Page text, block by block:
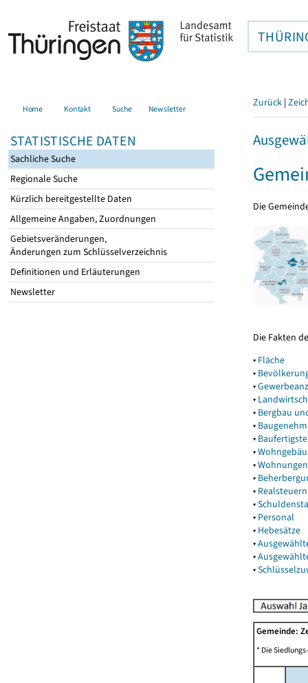
Home Kontakt Suche Newsletter
STATISTISCHE DATEN
Sachliche Suche
Regionale Suche
Kürzlich bereitgestellte Daten
Allgemeine Angaben, Zuordnungen
Gebietsveränderungen,
Änderungen zum Schlüsselverzeichnis
Definitionen und Erläuterungen
Newsletter
Zurück |
Die
Die Fakten
▾ Fläche
▾
▾
▾
▾ Bergbau
▾
▾
▾
▾Wohnungen
▾
▾ Realsteuern
▾
▾ Personal
▾ Hebesätze
▾
▾
▾
Gemeinde:
* Die